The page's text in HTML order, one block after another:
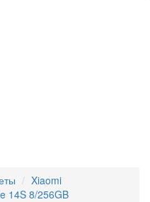
Xiaomi
14S 8/256GB